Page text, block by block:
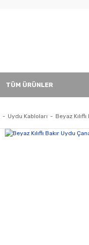
TÜM ÜRÜNLER
Uydu Kabloları Beyaz